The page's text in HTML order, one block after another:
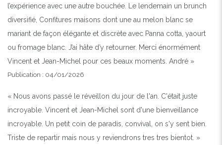
l’expérience avec une autre bouchée. Le lendemain un brunch
diversifié, Confitures maisons dont une au melon blanc se
mariant de façon élégante et discrète avec Panna cotta, yaourt
ou fromage blanc. J’ai hâte d’y retourner. Merci énormément
Vincent et Jean-Michel pour ces beaux moments. André »
Publication : 04/01/2026
« Nous avons passé le réveillon du jour de l'an. C'était juste
incroyable. Vincent et Jean-Michel sont d'une bienveillance
incroyable. Un petit coin de paradis, convival, on s'y sent bien.
Triste de repartir mais nous y reviendrons tres tres bientot. »